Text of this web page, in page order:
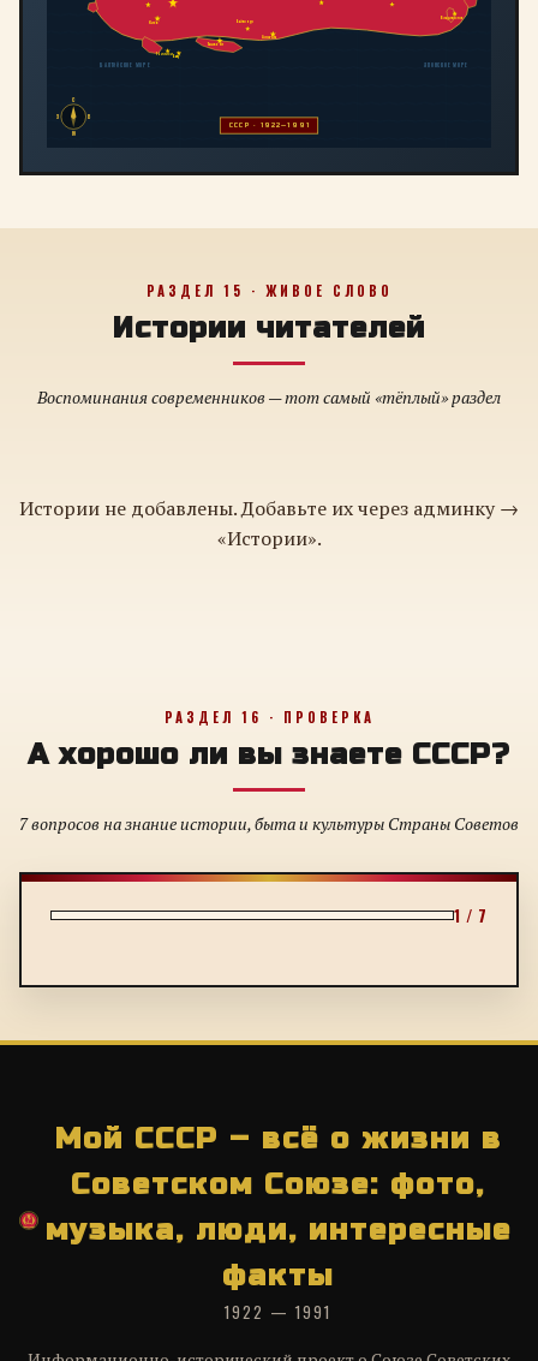
Киев
Ташкент
Алма-Ата
Байконур
Владивосток
ТбилисиБаку
С
Ю
З
В
СССР · 1922—1991
БАЛТИЙСКОЕ МОРЕ ЯПОНСКОЕ МОРЕ
РАЗДЕЛ 15 · ЖИВОЕ СЛОВО
Истории читателей
Воспоминания современников — тот самый «тёплый» раздел
Истории не добавлены. Добавьте их через админку →
«Истории».
РАЗДЕЛ 16 · ПРОВЕРКА
А хорошо ли вы знаете СССР?
7 вопросов на знание истории, быта и культуры Страны Советов
1 / 7
Мой СССР – всё о жизни в
Советском Союзе: фото,
музыка, люди, интересные
факты
1922 — 1991